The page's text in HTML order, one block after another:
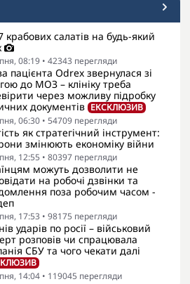
крабових салатів на будь-який
08:19 • 42343 перегляди
пацієнта Odrex звернулася зі
до МОЗ – клініку треба
через можливу підробку
документів ЕКСКЛЮЗИВ
06:30 • 54709 перегляди
як стратегічний інструмент:
змінюють економіку війни
12:55 • 80397 перегляди
можуть дозволити не
на робочі дзвінки та
поза робочим часом -
17:53 • 98175 перегляди
ударів по росії – військовий
розповів чи спрацювала
СБУ та чого чекати далі
14:04 • 119045 перегляди